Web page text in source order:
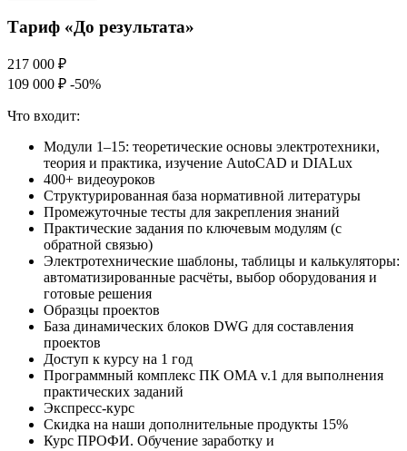
Тариф «До результата»
217 000 ₽
109 000 ₽ -50%
Что входит:
Модули 1–15: теоретические основы электротехники,
теория и практика, изучение AutoCAD и DIALux
400+ видеоуроков
Структурированная база нормативной литературы
Промежуточные тесты для закрепления знаний
Практические задания по ключевым модулям (с
обратной связью)
Электротехнические шаблоны, таблицы и калькуляторы:
автоматизированные расчёты, выбор оборудования и
готовые решения
Образцы проектов
База динамических блоков DWG для составления
проектов
Доступ к курсу на 1 год
Программный комплекс ПК OMA v.1 для выполнения
практических заданий
Экспресс-курс
Скидка на наши дополнительные продукты 15%
Курс ПРОФИ. Обучение заработку и